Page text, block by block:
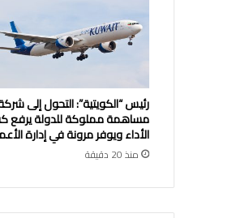
رئيس “الكويتية”: التحول إلى
مساهمة مملوكة للدولة يرفع
الأداء ويوفر مرونة في إدارة
منذ 20 دقيقة